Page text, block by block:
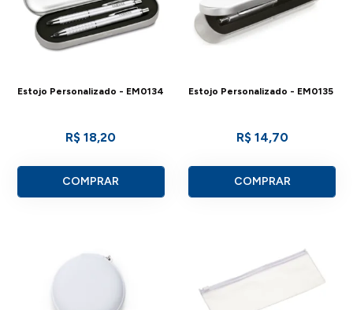
Estojo Personalizado - EM0134
R$ 18,20
COMPRAR
Estojo Personalizado - EM0135
R$ 14,70
COMPRAR